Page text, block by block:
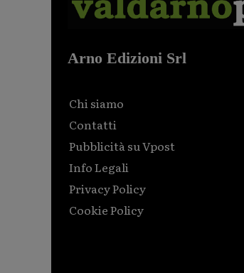
Arno Edizioni Srl
Chi siamo
Contatti
Pubblicità su Vpost
Info Legali
Privacy Policy
Cookie Policy